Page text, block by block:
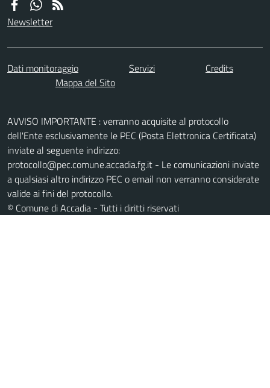
Newsletter
Dati monitoraggio Servizi
Credits
Mappa del Sito
AVVISO IMPORTANTE : verranno acquisite al protocollo
dell'Ente esclusivamente le PEC (Posta Elettronica Certificata)
inviate al seguente indirizzo:
protocollo@pec.comune.accadia.fg.it - Le comunicazioni inviate
a qualsiasi altro indirizzo PEC o email non verranno considerate
valide ai fini del protocollo.
© Comune di Accadia - Tutti i diritti riservati